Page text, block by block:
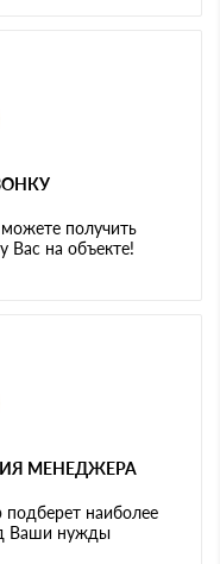
получить
Вас на объекте!
МЕНЕДЖЕРА
наиболее
Ваши нужды